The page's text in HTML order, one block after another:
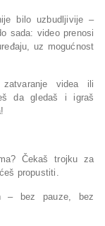
bilo uzbudljivije –
sada: video prenosi
uz mogućnost
videa ili
da gledaš i igraš
Čekaš trojku za
propustiti.
– bez pauze, bez